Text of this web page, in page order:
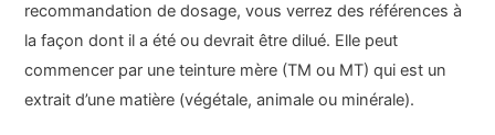
recommandation de dosage, vous verrez des références à
la façon dont il a été ou devrait être dilué. Elle peut
commencer par une teinture mère (TM ou MT) qui est un
extrait d’une matière (végétale, animale ou minérale).